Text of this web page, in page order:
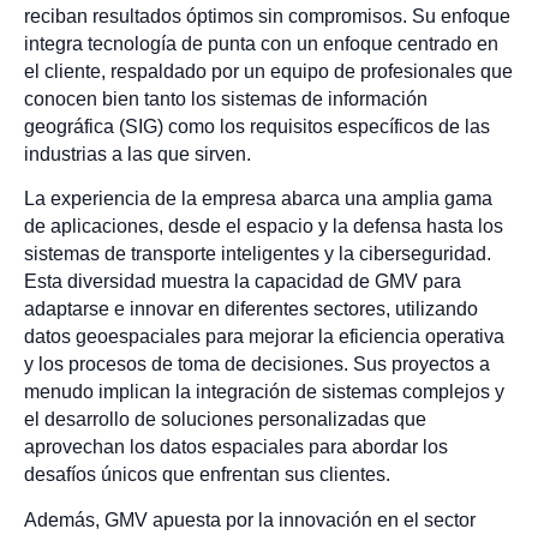
reciban resultados óptimos sin compromisos. Su enfoque
integra tecnología de punta con un enfoque centrado en
el cliente, respaldado por un equipo de profesionales que
conocen bien tanto los sistemas de información
geográfica (SIG) como los requisitos específicos de las
industrias a las que sirven.
La experiencia de la empresa abarca una amplia gama
de aplicaciones, desde el espacio y la defensa hasta los
sistemas de transporte inteligentes y la ciberseguridad.
Esta diversidad muestra la capacidad de GMV para
adaptarse e innovar en diferentes sectores, utilizando
datos geoespaciales para mejorar la eficiencia operativa
y los procesos de toma de decisiones. Sus proyectos a
menudo implican la integración de sistemas complejos y
el desarrollo de soluciones personalizadas que
aprovechan los datos espaciales para abordar los
desafíos únicos que enfrentan sus clientes.
Además, GMV apuesta por la innovación en el sector